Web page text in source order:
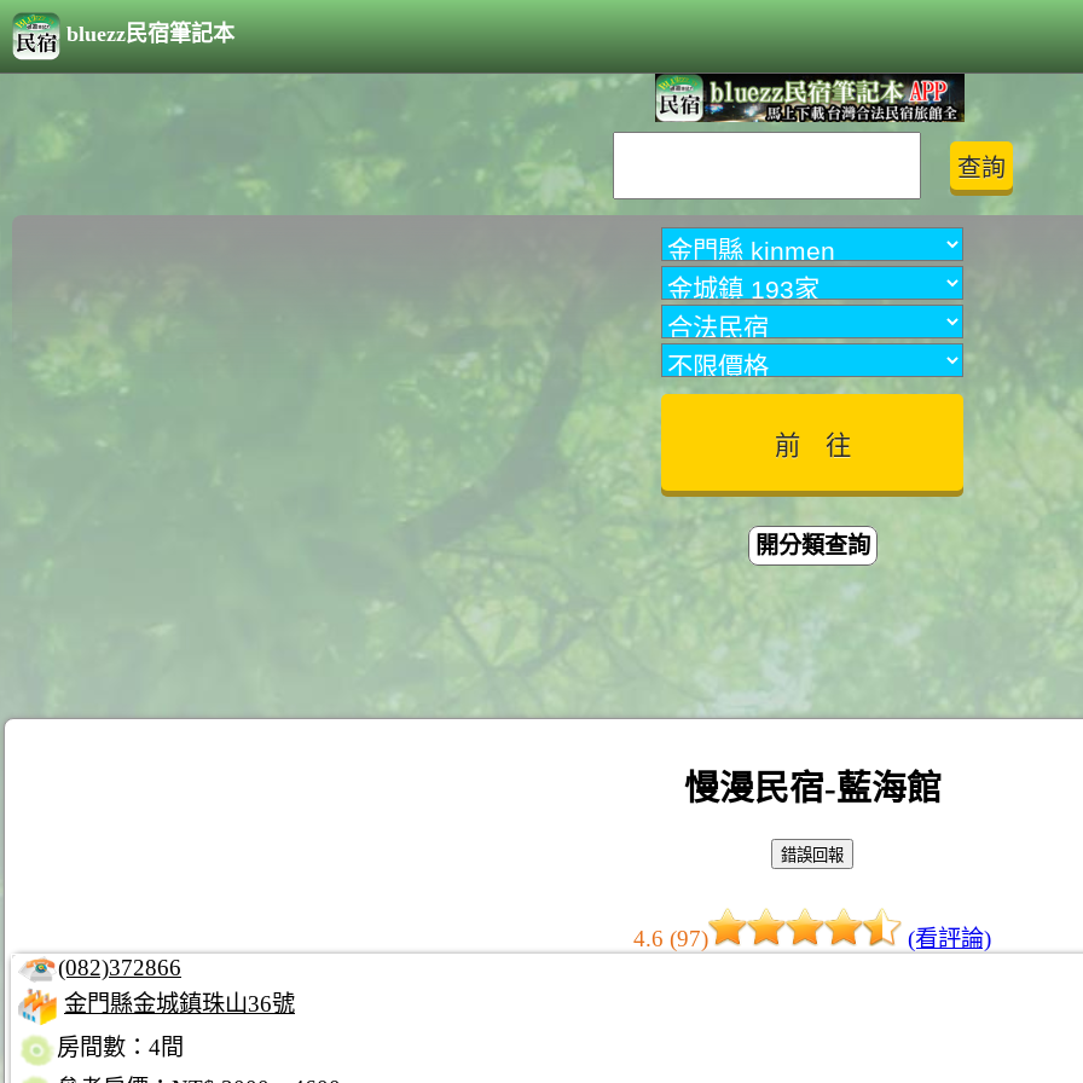
bluezz民宿筆記本
開分類查詢
慢漫民宿-藍海館
4.6 (97)
(看評論)
(082)372866
金門縣金城鎮珠山36號
房間數：4間